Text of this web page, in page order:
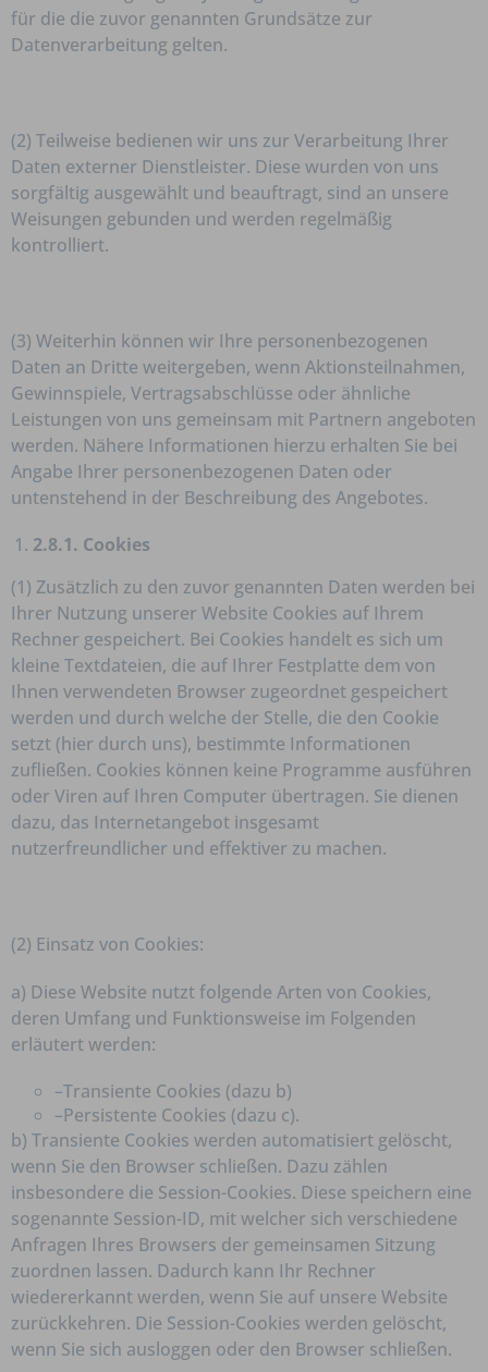
für die die zuvor genannten Grundsätze zur
Datenverarbeitung gelten.
(2) Teilweise bedienen wir uns zur Verarbeitung Ihrer
Daten externer Dienstleister. Diese wurden von uns
sorgfältig ausgewählt und beauftragt, sind an unsere
Weisungen gebunden und werden regelmäßig
kontrolliert.
(3) Weiterhin können wir Ihre personenbezogenen
Daten an Dritte weitergeben, wenn Aktionsteilnahmen,
Gewinnspiele, Vertragsabschlüsse oder ähnliche
Leistungen von uns gemeinsam mit Partnern angeboten
werden. Nähere Informationen hierzu erhalten Sie bei
Angabe Ihrer personenbezogenen Daten oder
untenstehend in der Beschreibung des Angebotes.
2.8.1. Cookies
(1) Zusätzlich zu den zuvor genannten Daten werden bei
Ihrer Nutzung unserer Website Cookies auf Ihrem
Rechner gespeichert. Bei Cookies handelt es sich um
kleine Textdateien, die auf Ihrer Festplatte dem von
Ihnen verwendeten Browser zugeordnet gespeichert
werden und durch welche der Stelle, die den Cookie
setzt (hier durch uns), bestimmte Informationen
zufließen. Cookies können keine Programme ausführen
oder Viren auf Ihren Computer übertragen. Sie dienen
dazu, das Internetangebot insgesamt
nutzerfreundlicher und effektiver zu machen.
(2) Einsatz von Cookies:
a) Diese Website nutzt folgende Arten von Cookies,
deren Umfang und Funktionsweise im Folgenden
erläutert werden:
–Transiente Cookies (dazu b)
–Persistente Cookies (dazu c).
b) Transiente Cookies werden automatisiert gelöscht,
wenn Sie den Browser schließen. Dazu zählen
insbesondere die Session-Cookies. Diese speichern eine
sogenannte Session-ID, mit welcher sich verschiedene
Anfragen Ihres Browsers der gemeinsamen Sitzung
zuordnen lassen. Dadurch kann Ihr Rechner
wiedererkannt werden, wenn Sie auf unsere Website
zurückkehren. Die Session-Cookies werden gelöscht,
wenn Sie sich ausloggen oder den Browser schließen.